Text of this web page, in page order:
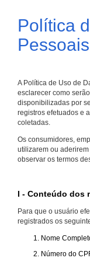
Política
Pessoais
A Política de Uso de
esclarecer como
disponibilizadas por
registros efetuados e
coletadas.
Os consumidores,
utilizarem ou
observar os termos
I - Conteúdo dos
Para que o usuário
registrados os
Nome
Número do